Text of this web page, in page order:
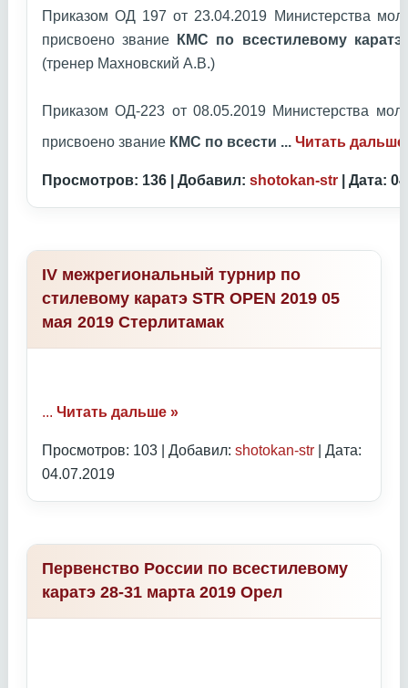
Приказом ОД 197 от 23.04.2019 Министерства
присвоено звание
КМС по всестилевому каратэ
(тренер Махновский А.В.)
Приказом ОД-223 от 08.05.2019 Министерства
присвоено звание КМС по всести ... Читать дальше
Просмотров: 136 | Добавил: shotokan-str | Дата:
IV межрегиональный турнир по
стилевому каратэ STR OPEN 2019 05
мая 2019 Стерлитамак
... Читать дальше »
Просмотров: 103 | Добавил: shotokan-str | Дата:
04.07.2019
Первенство России по всестилевому
каратэ 28-31 марта 2019 Орел